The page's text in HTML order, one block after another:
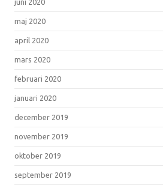
juni 2020
maj 2020
april 2020
mars 2020
februari 2020
januari 2020
december 2019
november 2019
oktober 2019
september 2019